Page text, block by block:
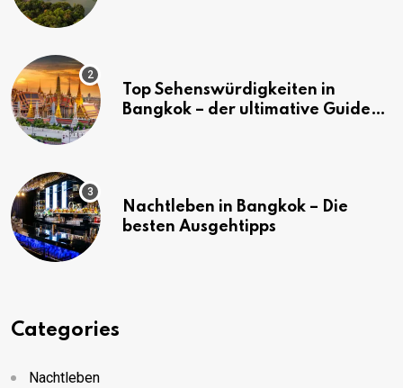
Top Sehenswürdigkeiten in
Bangkok – der ultimative Guide
Nachtleben in Bangkok – Die
besten Ausgehtipps
Categories
Nachtleben